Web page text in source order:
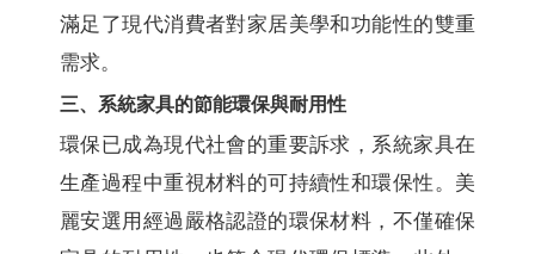
滿足了現代消費者對家居美學和功能性的雙重
需求。
三、系統家具的節能環保與耐用性
環保已成為現代社會的重要訴求，系統家具在
生產過程中重視材料的可持續性和環保性。美
麗安選用經過嚴格認證的環保材料，不僅確保